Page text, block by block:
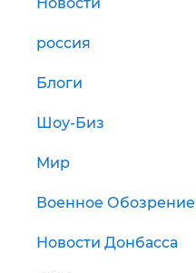
россия
Блоги
Шоу-Биз
Мир
Военное Обозрение
Новости Донбасса